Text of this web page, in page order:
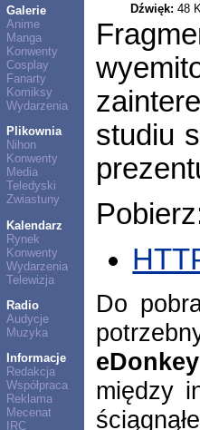
Galerie
Anime
Manga
Konwenty
Cosplay
Fanarty
Komiksy
Wydarzenia
Plikownia
Nihon
Konwenty
Media
Teledyski
Zwiastuny
Kalendarz
Rynek
Konwenty
Wydarzenia
Telewizja
Radio
Audycje
Muzyka
Informacje
Redakcja
Współpraca
Reklama
Mecenat
IRC
Dźwięk: 48
studiu
Do
eDonkey
między